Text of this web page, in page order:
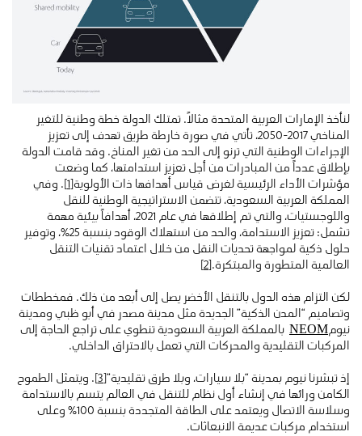
لنأخذ الإمارات العربية المتحدة مثالاً. تمتلك الدولة خطة وطنية للتغير
المناخي 2017-2050، تأتي في صورة خارطة طريق تهدف إلى تعزيز
الإجراءات الوطنية التي ترنو إلى الحد من تغير المناخ. وقد قامت الدولة
بإطلاق عدداً من المبادرات من أجل تعزيز استدامتها، كما وضعت
مؤشرات الأداء الرئيسية لغرض قياس أهدافها ذات الأولوية[1] . وفي
المملكة العربية السعودية، تتضمن الاستراتيجية الوطنية للنقل
واللوجستيات، والتي تم إطلاقها في عام 2021، أهدافاً بيئية مهمة
تشمل: تعزيز الاستدامة، والحد من استهلاك الوقود بنسبة 25٪، وتوفير
حلول ذكية لمواجهة تحديات النقل من خلال اعتماد تقنيات التنقل
العالمية المتطورة والمبتكرة.[2]
لكن التزام هذه الدول بالتنقل الأخضر يصل إلى أبعد من ذلك. فمخططات
وتصاميم “المدن الذكية” الجديدة مثل مدينة مصدر في أبو ظبي ومدينة
نيومNEOM بالمملكة العربية السعودية تنطوي على تراجع الحاجة إلى
المركبات التقليدية والمحركات التي تعمل بالاحتراق الداخلي.
إذ تبشرنا نيوم بمدينة “بلا سيارات، وبلا طرق تقليدية”[3] . ويتمثل الطموح
الكامن ورائها في إنشاء أول نظام للتنقل في العالم يتسم بالاستدامة
وسلاسة الاتصال ويعتمد على الطاقة المتجددة بنسبة 100٪ وعلى
استخدام مركبات عديمة الانبعاثات.